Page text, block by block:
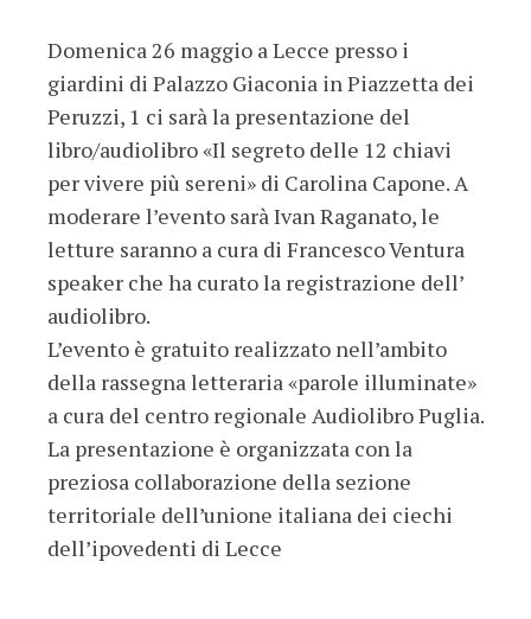
Domenica 26 maggio a Lecce presso i
giardini di Palazzo Giaconia in Piazzetta dei
Peruzzi, 1 ci sarà la presentazione del
libro/audiolibro «Il segreto delle 12 chiavi
per vivere più sereni» di Carolina Capone. A
moderare l’evento sarà Ivan Raganato, le
letture saranno a cura di Francesco Ventura
speaker che ha curato la registrazione dell’
audiolibro.
L’evento è gratuito realizzato nell’ambito
della rassegna letteraria «parole illuminate»
a cura del centro regionale Audiolibro Puglia.
La presentazione è organizzata con la
preziosa collaborazione della sezione
territoriale dell’unione italiana dei ciechi
dell’ipovedenti di Lecce